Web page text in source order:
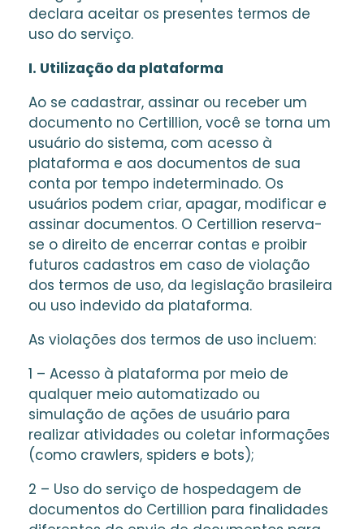
declara aceitar os presentes termos de
uso do serviço.
I. Utilização da plataforma
Ao se cadastrar, assinar ou receber um
documento no Certillion, você se torna um
usuário do sistema, com acesso à
plataforma e aos documentos de sua
conta por tempo indeterminado. Os
usuários podem criar, apagar, modificar e
assinar documentos. O Certillion reserva-
se o direito de encerrar contas e proibir
futuros cadastros em caso de violação
dos termos de uso, da legislação brasileira
ou uso indevido da plataforma.
As violações dos termos de uso incluem:
1 – Acesso à plataforma por meio de
qualquer meio automatizado ou
simulação de ações de usuário para
realizar atividades ou coletar informações
(como crawlers, spiders e bots);
2 – Uso do serviço de hospedagem de
documentos do Certillion para finalidades